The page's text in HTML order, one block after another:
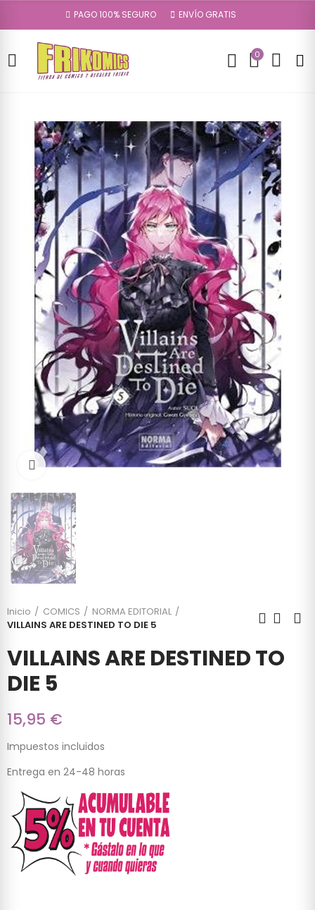
PAGO 100% SEGURO ENVÍO GRATIS
0
Click to enlarge
Inicio COMICS
NORMA EDITORIAL
VILLAINS ARE DESTINED TO DIE 5
VILLAINS ARE DESTINED TO
DIE 5
15,95 €
Impuestos incluidos
Entrega en 24-48 horas